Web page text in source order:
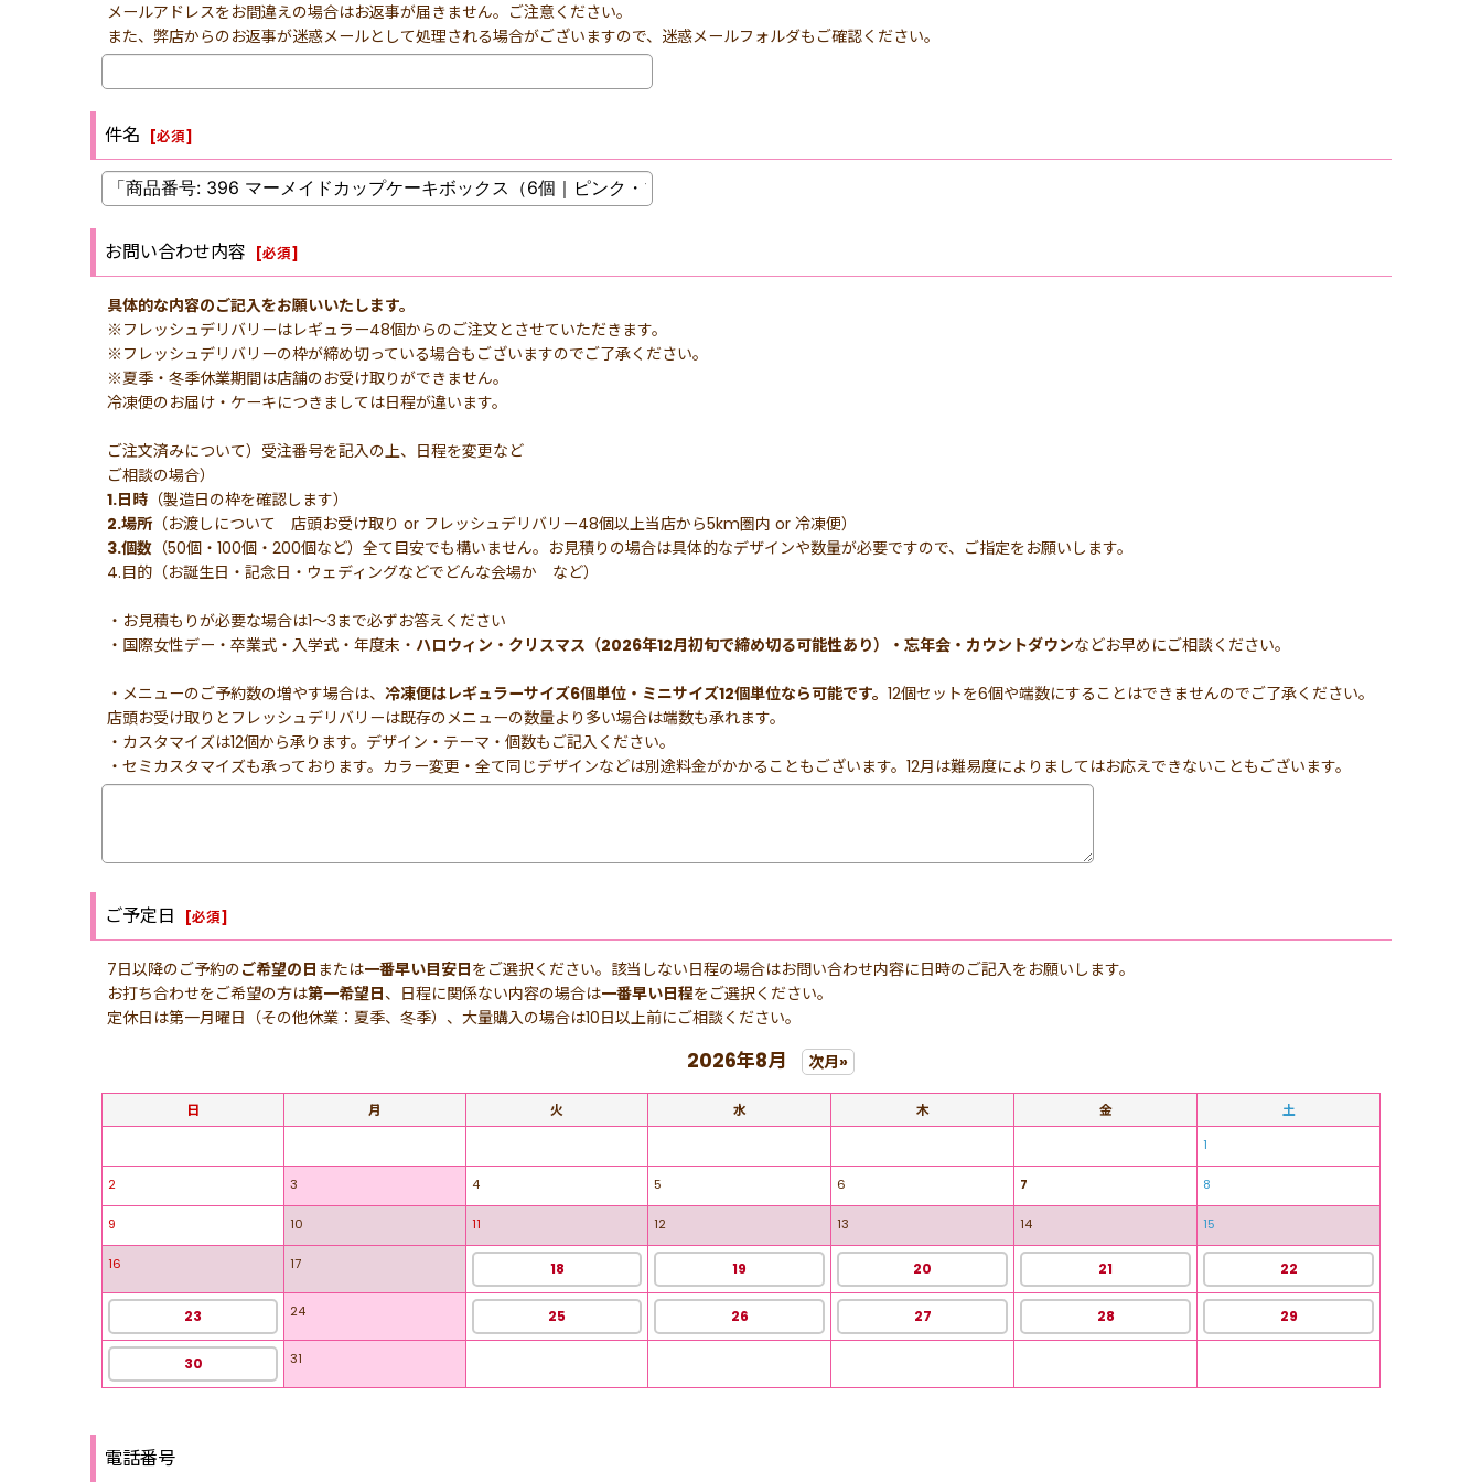
メールアドレスをお間違えの場合はお返事が届きません。ご注意ください。
また、弊店からのお返事が迷惑メールとして処理される場合がございますので、迷惑メールフォルダもご確認ください。
件名 [必須]
お問い合わせ内容 [必須]
具体的な内容のご記入をお願いいたします。
※フレッシュデリバリーはレギュラー48個からのご注文とさせていただきます。
※フレッシュデリバリーの枠が締め切っている場合もございますのでご了承ください。
※夏季・冬季休業期間は店舗のお受け取りができません。
冷凍便のお届け・ケーキにつきましては日程が違います。
ご注文済みについて）受注番号を記入の上、日程を変更など
ご相談の場合）
1.日時 （製造日の枠を確認します）
2.場所（お渡しについて 店頭お受け取り or フレッシュデリバリー48個以上当店から5km圏内 or 冷凍便）
3.個数 （50個・100個・200個など）全て目安でも構いません。お見積りの場合は具体的なデザインや数量が必要ですので、ご指定をお願いします。
4.目的（お誕生日・記念日・ウェディングなどでどんな会場か など）
・お見積もりが必要な場合は1〜3まで必ずお答えください
・国際女性デー・卒業式・入学式・年度末・ ハロウィン・クリスマス（2026年12月初旬で締め切る可能性あり）・忘年会・カウントダウンなどお早めにご相談ください。
・メニューのご予約数の増やす場合は、 冷凍便はレギュラーサイズ6個単位・ミニサイズ12個単位なら可能です。 12個セットを6個や端数にすることはできませんのでご了承ください。
店頭お受け取りとフレッシュデリバリーは既存のメニューの数量より多い場合は端数も承れます。
・カスタマイズは12個から承ります。デザイン・テーマ・個数もご記入ください。
・セミカスタマイズも承っております。カラー変更・全て同じデザインなどは別途料金がかかることもございます。12月は難易度によりましてはお応えできないこともございます。
ご予定日 [必須]
7日以降のご予約のご希望の日 または一番早い目安日をご選択ください。該当しない日程の場合はお問い合わせ内容に日時のご記入をお願いします。
お打ち合わせをご希望の方は第一希望日、日程に関係ない内容の場合は一番早い日程をご選択ください。
定休日は第一月曜日（その他休業：夏季、冬季）、大量購入の場合は10日以上前にご相談ください。
2026年8月 次月»
日 月 火 水 木 金 土
1
2 3 4 5 6 7 8
9 10 11 12 13 14 15
16 17 18 19 20 21 22
23 24 25 26 27 28 29
30 31
電話番号